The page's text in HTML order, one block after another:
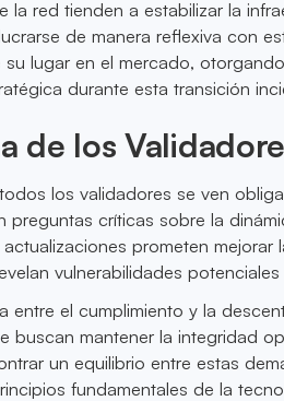
la red tienden a estabilizar la
de manera reflexiva con
lugar en el mercado,
durante esta transición
de los
los validadores se ven
preguntas críticas sobre la
actualizaciones prometen
vulnerabilidades
entre el cumplimiento y la
buscan mantener la integridad
un equilibrio entre estas
fundamentales de la